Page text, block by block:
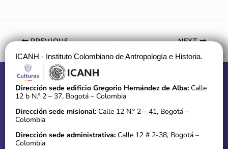
PREVIOUS NEXT
ICANH - Instituto Colombiano de Antropología e Historia.
Dirección sede edificio Gregorio Hernández de Alba: Calle
12 b N.° 2 – 37, Bogotá – Colombia
Dirección sede misional: Calle 12 N.° 2 – 41, Bogotá –
Colombia
Dirección sede administrativa: Calle 12 # 2-38, Bogotá –
Colombia